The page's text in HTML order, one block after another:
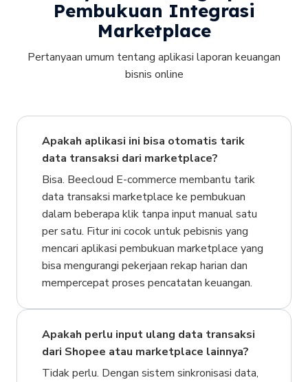
Pembukuan Integrasi
Marketplace
Pertanyaan umum tentang aplikasi laporan keuangan
bisnis online
Apakah aplikasi ini bisa otomatis tarik
data transaksi dari marketplace?
Bisa. Beecloud E-commerce membantu tarik
data transaksi marketplace ke pembukuan
dalam beberapa klik tanpa input manual satu
per satu. Fitur ini cocok untuk pebisnis yang
mencari aplikasi pembukuan marketplace yang
bisa mengurangi pekerjaan rekap harian dan
mempercepat proses pencatatan keuangan.
Apakah perlu input ulang data transaksi
dari Shopee atau marketplace lainnya?
Tidak perlu. Dengan sistem sinkronisasi data,